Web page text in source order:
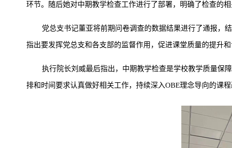
环节。随后她对中期教学检查工作进行了部署，明确了检查的相
党总支书记董亚将前期问卷调查的数据结果进行了通报，
指出要发挥党总支和各支部的监督作用，促进课堂质量的提升
执行院长刘威最后指出，中期教学检查是学校教学质量保
排和时间要求认真做好相关工作，持续深入OBE理念导向的课